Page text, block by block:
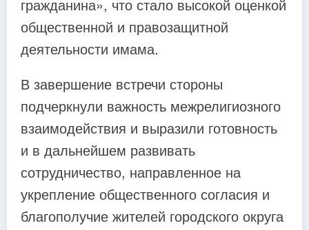
гражданина», что стало высокой оценкой
общественной и правозащитной
деятельности имама.
В завершение встречи стороны
подчеркнули важность межрелигиозного
взаимодействия и выразили готовность
и в дальнейшем развивать
сотрудничество, направленное на
укрепление общественного согласия и
благополучие жителей городского округа